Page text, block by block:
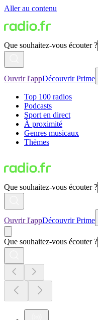
Aller au contenu
Que souhaitez-vous écouter ?
Ouvrir l'appDécouvrir Prime
Top 100 radios
Podcasts
Sport en direct
À proximité
Genres musicaux
Thèmes
Que souhaitez-vous écouter ?
Ouvrir l'appDécouvrir Prime
Que souhaitez-vous écouter ?